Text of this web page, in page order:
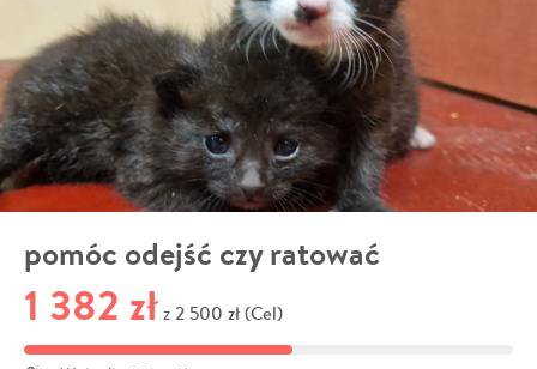
pomóc odejść czy ratować
1 382 zł z 2 500 zł (Cel)